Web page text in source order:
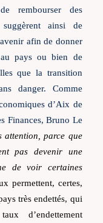
rembourser des
suggèrent ainsi de
afin de donner
pays ou bien de
que la transition
danger. Comme
d’Aix de
Finances, Bruno Le
attention, parce que
pas devenir une
de voir certaines
permettent, certes,
très endettés, qui
d’endettement